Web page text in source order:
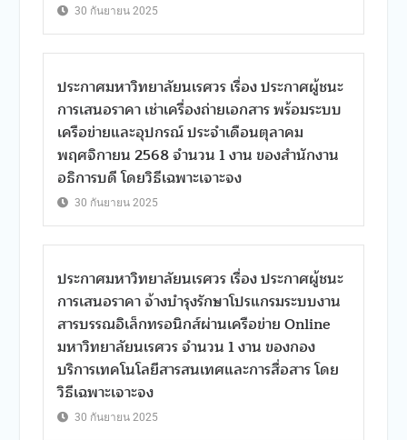
30 กันยายน 2025
ประกาศมหาวิทยาลัยนเรศวร เรื่อง ประกาศผู้ชนะ
การเสนอราคา เช่าเครื่องถ่ายเอกสาร พร้อมระบบ
เครือข่ายและอุปกรณ์ ประจำเดือนตุลาคม
พฤศจิกายน 2568 จำนวน 1 งาน ของสำนักงาน
อธิการบดี โดยวิธีเฉพาะเจาะจง
30 กันยายน 2025
ประกาศมหาวิทยาลัยนเรศวร เรื่อง ประกาศผู้ชนะ
การเสนอราคา จ้างบำรุงรักษาโปรแกรมระบบงาน
สารบรรณอิเล็กทรอนิกส์ผ่านเครือข่าย Online
มหาวิทยาลัยนเรศวร จำนวน 1 งาน ของกอง
บริการเทคโนโลยีสารสนเทศและการสื่อสาร โดย
วิธีเฉพาะเจาะจง
30 กันยายน 2025